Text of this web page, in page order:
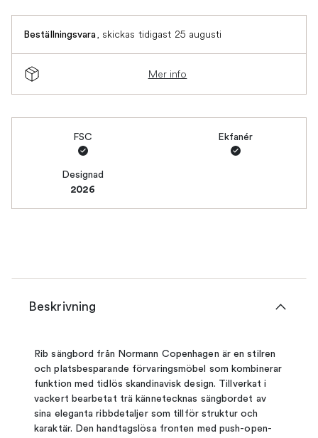
Beställningsvara, skickas tidigast 25 augusti
Mer info
FSC Ekfanér
Designad
2026
Beskrivning
Rib sängbord från Normann Copenhagen är en stilren
och platsbesparande förvaringsmöbel som kombinerar
funktion med tidlös skandinavisk design. Tillverkat i
vackert bearbetat trä kännetecknas sängbordet av
sina eleganta ribbdetaljer som tillför struktur och
karaktär. Den handtagslösa fronten med push-open-